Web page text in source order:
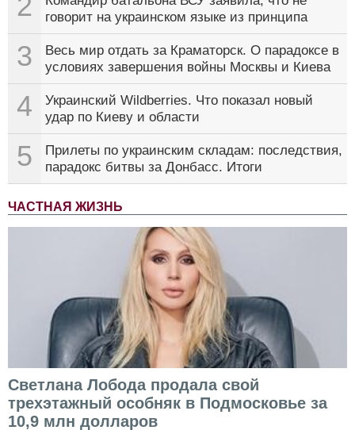
говорит на украинском языке из принципа
3
Весь мир отдать за Краматорск. О парадоксе в
условиях завершения войны Москвы и Киева
4
Украинский Wildberries. Что показал новый
удар по Киеву и области
5
Прилеты по украинским складам: последствия,
парадокс битвы за Донбасс. Итоги
ЧАСТНАЯ ЖИЗНЬ
Светлана Лобода продала свой
трехэтажный особняк в Подмосковье за
10,9 млн долларов